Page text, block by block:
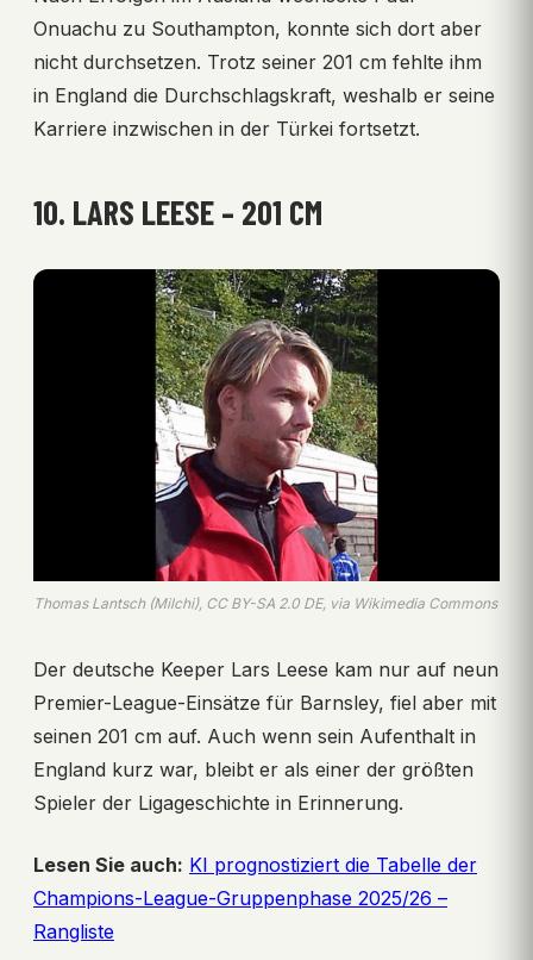
Onuachu zu Southampton, konnte sich dort aber
nicht durchsetzen. Trotz seiner 201 cm fehlte ihm
in England die Durchschlagskraft, weshalb er seine
Karriere inzwischen in der Türkei fortsetzt.
10. LARS LEESE – 201 CM
Thomas Lantsch (Milchi), CC BY-SA 2.0 DE, via Wikimedia Commons
Der deutsche Keeper Lars Leese kam nur auf neun
Premier-League-Einsätze für Barnsley, fiel aber mit
seinen 201 cm auf. Auch wenn sein Aufenthalt in
England kurz war, bleibt er als einer der größten
Spieler der Ligageschichte in Erinnerung.
Lesen Sie auch: KI prognostiziert die Tabelle der
Champions-League-Gruppenphase 2025/26 –
Rangliste